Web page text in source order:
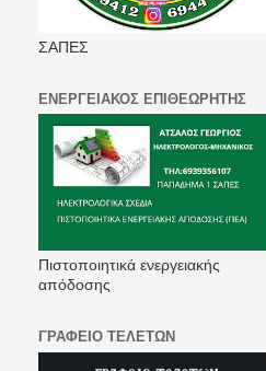
ΣΑΠΕΣ
ΕΝΕΡΓΕΙΑΚΟΣ ΕΠΙΘΕΩΡΗΤΗΣ
Πιστοποιητικά ενεργειακής
απόδοσης
ΓΡΑΦΕΙΟ ΤΕΛΕΤΩΝ